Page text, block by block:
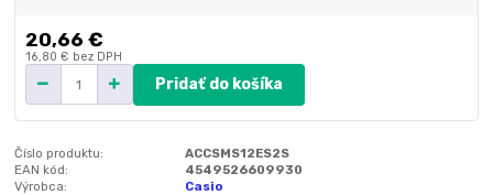
20,66 €
16,80 € bez DPH
Pridať do košíka
Číslo produktu:
ACCSMS12ES2S
EAN kód:
4549526609930
Výrobca:
Casio